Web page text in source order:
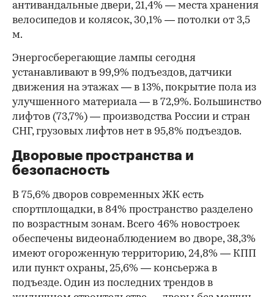
антивандальные двери, 21,4% — места хранения
велосипедов и колясок, 30,1% — потолки от 3,5
м.
Энергосберегающие лампы сегодня
устанавливают в 99,9% подъездов, датчики
движения на этажах — в 13%, покрытие пола из
улучшенного материала — в 72,9%. Большинство
лифтов (73,7%) — производства России и стран
СНГ, грузовых лифтов нет в 95,8% подъездов.
Дворовые пространства и
безопасность
В 75,6% дворов современных ЖК есть
спортплощадки, в 84% пространство разделено
по возрастным зонам. Всего 46% новостроек
обеспечены видеонаблюдением во дворе, 38,3%
имеют огороженную территорию, 24,8% — КПП
или пункт охраны, 25,6% — консьержа в
подъезде. Один из последних трендов в